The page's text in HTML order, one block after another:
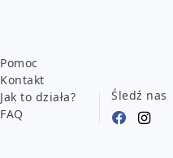
Pomoc
Kontakt
Jak to działa?
FAQ
Śledź nas